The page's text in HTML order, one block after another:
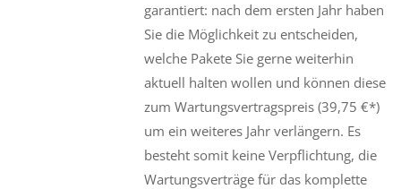
garantiert: nach dem ersten Jahr haben
Sie die Möglichkeit zu entscheiden,
welche Pakete Sie gerne weiterhin
aktuell halten wollen und können diese
zum Wartungsvertragspreis (39,75 €*)
um ein weiteres Jahr verlängern. Es
besteht somit keine Verpflichtung, die
Wartungsverträge für das komplette